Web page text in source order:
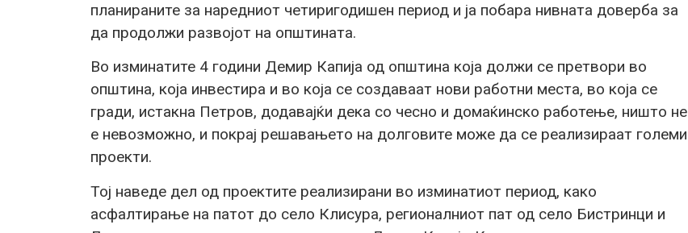
планираните за наредниот четиригодишен период и ја побара нивната доверба за
да продолжи развојот на општината.
Во изминатите 4 години Демир Капија од општина која должи се претвори во
општина, која инвестира и во која се создаваат нови работни места, во која се
гради, истакна Петров, додавајќи дека со чесно и домаќинско работење, ништо не
е невозможно, и покрај решавањето на долговите може да се реализираат големи
проекти.
Тој наведе дел од проектите реализирани во изминатиот период, како
асфалтирање на патот до село Клисура, регионалниот пат од село Бистринци и